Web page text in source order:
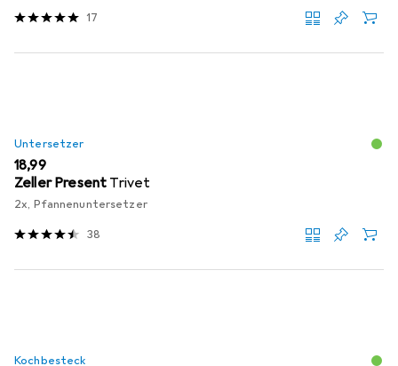
17
Untersetzer
EUR
18,99
Zeller Present Trivet
2x, Pfannenuntersetzer
38
Kochbesteck